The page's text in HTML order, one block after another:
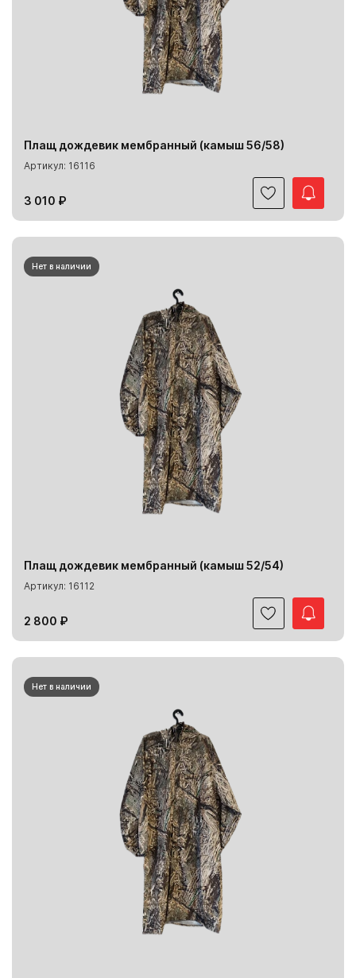
Плащ дождевик мембранный (камыш 56/58)
Артикул: 16116
3 010 ₽
Нет в наличии
Плащ дождевик мембранный (камыш 52/54)
Артикул: 16112
2 800 ₽
Нет в наличии